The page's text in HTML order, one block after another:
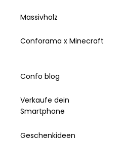
Massivholz
Conforama x Minecraft
Confo blog
Verkaufe dein
Smartphone
Geschenkideen